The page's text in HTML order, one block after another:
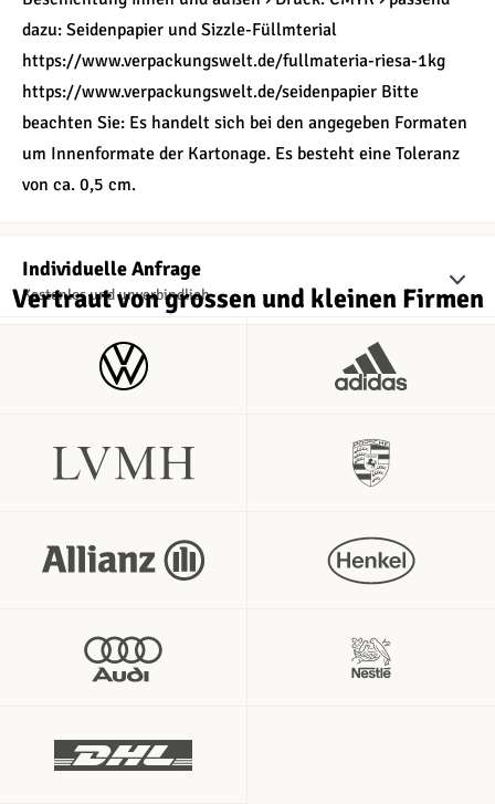
dazu: Seidenpapier und Sizzle-Füllmterial
https://www.verpackungswelt.de/fullmateria-riesa-1kg
https://www.verpackungswelt.de/seidenpapier Bitte
beachten Sie: Es handelt sich bei den angegeben Formaten
um Innenformate der Kartonage. Es besteht eine Toleranz
von ca. 0,5 cm.
Individuelle Anfrage
Kostenlos und unverbindlich
Vertraut von grossen und kleinen Firmen